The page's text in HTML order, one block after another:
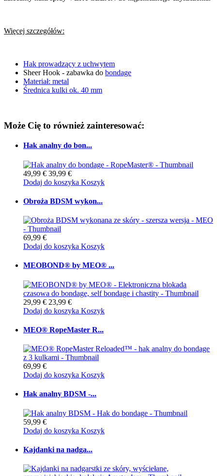
Więcej szczegółów:
Hak prowadzący z uchwytem
Sheer Hook - zabawka do bondage
Materiał: metal
Średnica kulki ok. 40 mm
Może Cię to również zainteresować:
Hak analny do bon...
49,99 € 39,99 €
Dodaj do koszyka Koszyk
Obroża BDSM wykon...
69,99 €
Dodaj do koszyka Koszyk
MEOBOND® by MEO® ...
29,99 € 23,99 €
Dodaj do koszyka Koszyk
MEO® RopeMaster R...
69,99 €
Dodaj do koszyka Koszyk
Hak analny BDSM -...
59,99 €
Dodaj do koszyka Koszyk
Kajdanki na nadga...